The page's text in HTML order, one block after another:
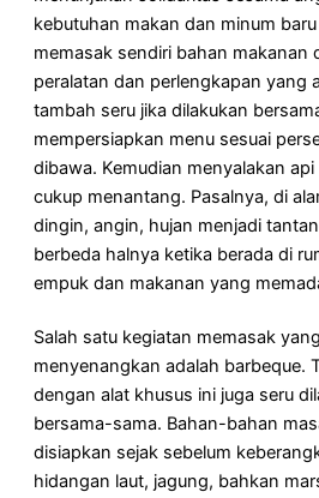
kebutuhan makan dan minum
memasak sendiri bahan makanan
peralatan dan perlengkapan yang
tambah seru jika dilakukan
mempersiapkan menu sesuai
dibawa. Kemudian menyalakan
cukup menantang. Pasalnya, di
dingin, angin, hujan menjadi
berbeda halnya ketika berada di
empuk dan makanan yang
Salah satu kegiatan memasak
menyenangkan adalah barbeque.
dengan alat khusus ini juga seru
bersama-sama. Bahan-bahan
disiapkan sejak sebelum
hidangan laut, jagung, bahkan